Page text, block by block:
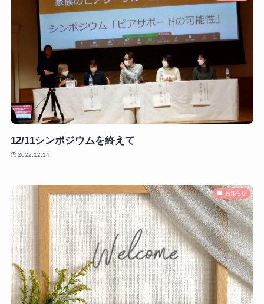
12/11シンポジウムを終えて
2022.12.14
お知らせ